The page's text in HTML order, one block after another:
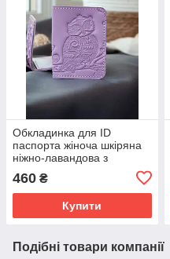
Обкладинка для ID
паспорта жіноча шкіряна
ніжно-лавандова з
Обкладинка на права
жіноча
460 ₴
Купити
Подібні товари компанії